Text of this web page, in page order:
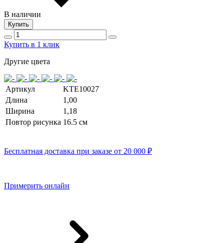
В наличии
Купить
Купить в 1 клик
Другие цвета
Артикул
KTE10027
Длина
1,00
Ширина
1,18
Повтор рисунка 16.5 cм
Бесплатная доставка при заказе от 20 000 ₽
Примерить онлайн